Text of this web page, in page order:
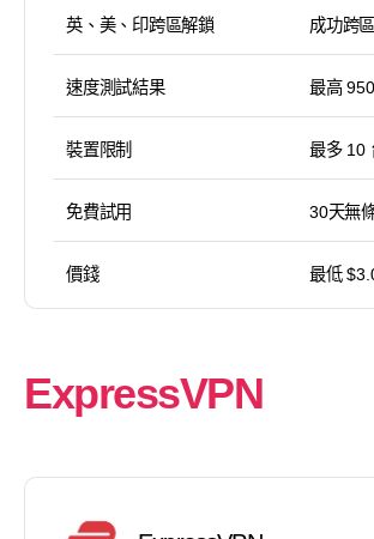
英、美、印跨區解鎖 成功跨區
速度測試結果 最高
裝置限制 最多 10
免費試用 30天無
價錢 最低
ExpressVPN